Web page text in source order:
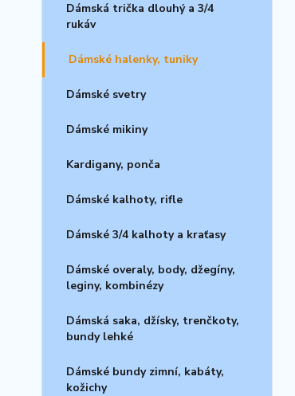
Dámská trička dlouhý a 3/4
rukáv
Dámské halenky, tuniky
Dámské svetry
Dámské mikiny
Kardigany, ponča
Dámské kalhoty, rifle
Dámské 3/4 kalhoty a kraťasy
Dámské overaly, body, džegíny,
leginy, kombinézy
Dámská saka, džísky, trenčkoty,
bundy lehké
Dámské bundy zimní, kabáty,
kožichy